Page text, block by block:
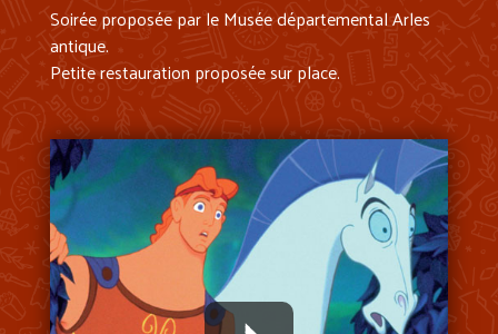
Soirée proposée par leMusée départemental Arles
antique.
Petite restauration proposée sur place.